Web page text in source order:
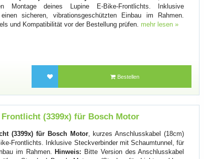
Montage deines Lupine E-Bike-Frontlichts. Inklusive
sicheren, vibrationsgeschützten Einbau im Rahmen.
und Kompatibilität vor der Bestellung prüfen. mehr lesen »
Bestellen
(3399x) für Bosch Motor
(3399x) für Bosch Motor, kurzes Anschlusskabel (18cm)
Frontlichts. Inklusive Steckverbinder mit Schaumtunnel, für
im Rahmen. Hinweis: Bitte Version des Anschlusskabel